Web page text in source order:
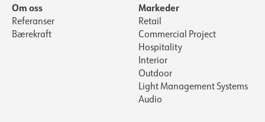
Om oss
Referanser
Bærekraft
Markeder
Retail
Commercial Project
Hospitality
Interior
Outdoor
Light Management Systems
Audio